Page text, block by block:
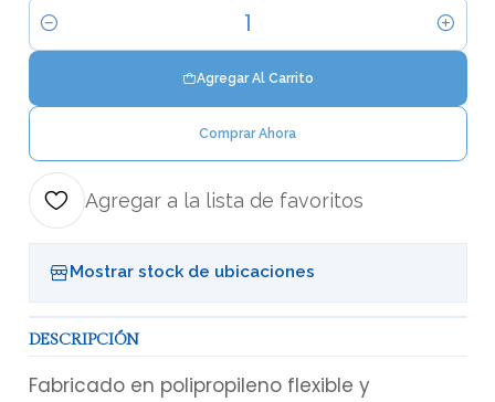
Cantidad
Agregar Al Carrito
Comprar Ahora
Agregar a la lista de favoritos
Mostrar stock de ubicaciones
DESCRIPCIÓN
Fabricado en polipropileno flexible y